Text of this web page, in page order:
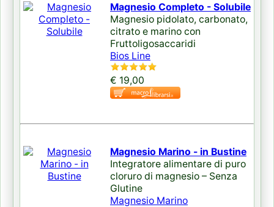
Magnesio Completo - Solubile
Magnesio pidolato, carbonato,
citrato e marino con
Fruttoligosaccaridi
Bios Line
€ 19,00
Magnesio Marino - in Bustine
Integratore alimentare di puro
cloruro di magnesio – Senza
Glutine
Magnesio Marino